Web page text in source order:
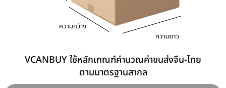
VCANBUY ใช้หลักเกณฑ์คำนวณค่าขนส่งจีน-ไทย
ตามมาตรฐานสากล